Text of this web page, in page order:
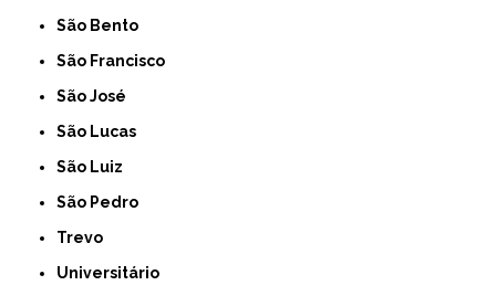
São Bento
São Francisco
São José
São Lucas
São Luiz
São Pedro
Trevo
Universitário